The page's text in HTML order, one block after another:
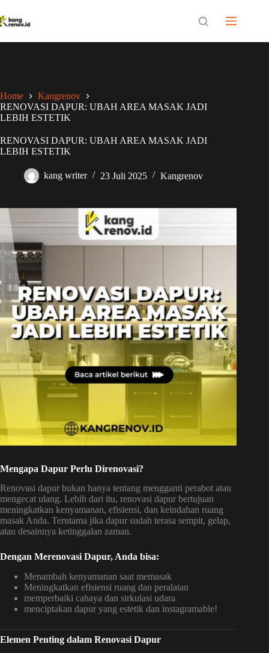
to
content
Home
Kangrenov
RENOVASI DAPUR: UBAH AREA MASAK JADI
LEBIH ESTETIK
RENOVASI DAPUR: UBAH AREA MASAK JADI
LEBIH ESTETIK
kang writer 23 Juli 2025 Kangrenov
Mengapa Dapur Perlu Direnovasi?
Renovasi dapur bukan hanya tentang mengganti perabot atau
mengecat ulang. Lebih dari itu, renovasi dapur bertujuan
meningkatkan kenyamanan, efisiensi, dan keindahan ruang
masak Anda. Terutama jika dapur sudah terasa sempit, gelap,
atau desainnya ketinggalan zaman.
Dengan Merenovasi Dapur, Anda bisa:
Menambah kenyamanan saat memasak
Meningkatkan efisiensi ruang dan peralatan
memperbaiki cahaya dan sirkulasi udara
menciptakan dapur yang estetik dan instagramable!
Elemen Penting dalam Renovasi Dapur